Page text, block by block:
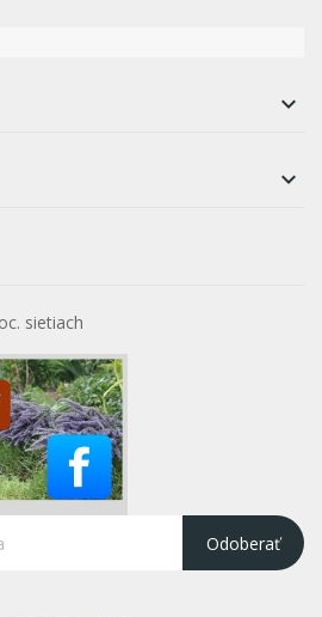


sietiach
Odoberať